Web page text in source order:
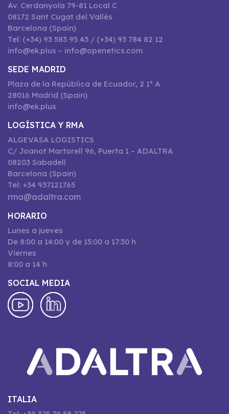
Av. Cerdanyola 79-81 Local C
08172 Sant Cugat del Vallès
Barcelona (Spain)
Tel: (+34) 93 583 95 43 / (+34) 93 784 82 12
info@ek.plus – info@openetics.com
SEDE MADRID
Plaza de la República de Ecuador, 2 1º A
28016 Madrid (Spain)
info@ek.plus
LOGÍSTICA Y RMA
ALGEVASA LOGISTICS
C/ Joanot Martorell 96, Puerta 1 – ADALTRA
08203 Sabadell
Barcelona (Spain)
Tel: +34 937121765
rma@adaltra.com
HORARIO
Lunes a jueves
De 8:00 a 14:00 y de 15:00 a 17:30 h
Viernes
8:00 a 14 h
SOCIAL MEDIA
ITALIA